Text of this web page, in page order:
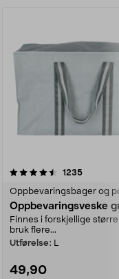
1235
Oppbevaringsbager og
Oppbevaringsveske
Finnes i forskjellige
bruk flere...
Utførelse: L
49,90
4.5 av 5 stjerner